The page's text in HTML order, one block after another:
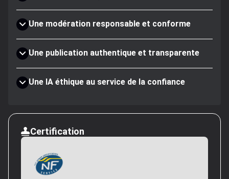
Une modération responsable et conforme
Une publication authentique et transparente
Une IA éthique au service de la confiance
Certification